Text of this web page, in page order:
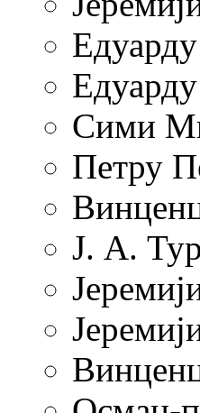
Сими
Петру
Ј. А.